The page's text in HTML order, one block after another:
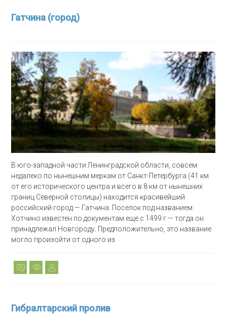
Гатчина (город)
В юго-западной части Ленинградской области, совсем
недалеко по нынешним меркам от Санкт-Петербурга (41 км
от его исторического центра и всего в 8 км от нынешних
границ Северной столицы) находится красивейший
российский город — Гатчина. Поселок под названием
Хотчино известен по документам еще с 1499 г — тогда он
принадлежал Новгороду. Предположительно, это название
могло произойти от одного из
Гибралтарский пролив